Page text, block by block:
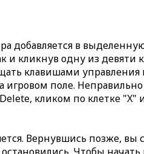
добавляется в
и кликнув одну из девяти
клавишами управления
поле.
кликом по клетке "X"
Вернувшись позже, вы